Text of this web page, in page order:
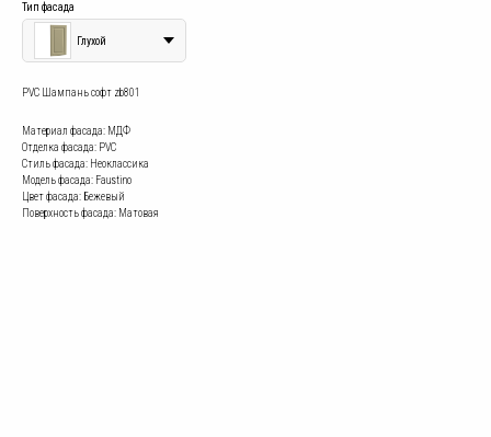
Тип фасада
Глухой
PVC Шампань софт zb801
Материал фасада: МДФ
Отделка фасада: PVC
Стиль фасада: Неоклассика
Модель фасада: Faustino
Цвет фасада: Бежевый
Поверхность фасада: Матовая